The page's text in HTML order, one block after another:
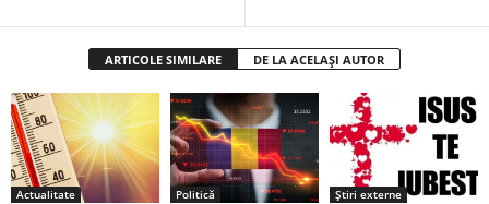
ARTICOLE SIMILARE DE LA ACELAȘI AUTOR
Actualitate Politică Știri externe